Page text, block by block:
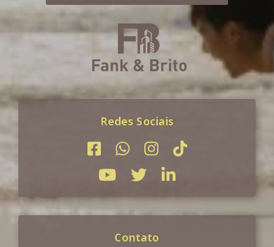
Redes Sociais
Contato